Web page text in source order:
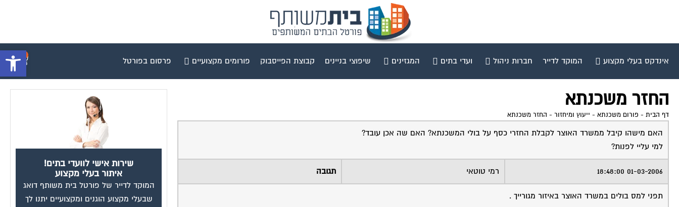
פתח אינדקס בעלי מקצוע המוקד לדייר חברות ניהול ועדי בתים המגזינים שיפוצי בניינים קבוצת הפייסבוק פורומים מקצועיים פרסום בפורטל
החזר משכנתא
דף הבית - פורום משכנתא - ייעוץ ומיחזור - החזר משכנתא
האם מישהו קיבל ממשרד האוצר לקבלת החזרי כסף על בולי המשכנתא? האם שה אכן עובד?
למי עליי לפנות?
01-03-2006 18:48:00 רמי טוטאי תגובה
תפני למס בולים במשרד האוצר באיזור מגורייך .
שירות אישי לוועדי בתים!
איתור בעלי מקצוע
המוקד לדייר של פורטל בית משותף דואג
שבעלי מקצוע הוגנים ומקצועיים יתנו לך